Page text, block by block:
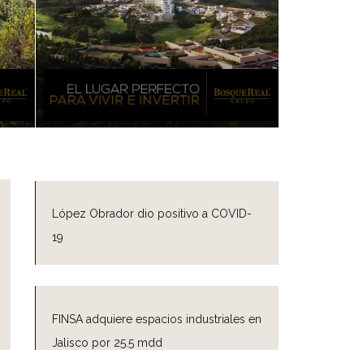
López Obrador dio positivo a COVID-
19
FINSA adquiere espacios industriales en
Jalisco por 25.5 mdd